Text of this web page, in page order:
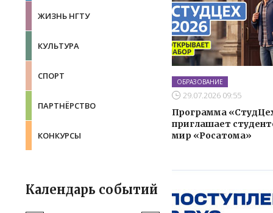
ЖИЗНЬ НГТУ
КУЛЬТУРА
СПОРТ
ПАРТНЁРСТВО
КОНКУРСЫ
Календарь событий
ОБРАЗОВАНИЕ
29.07.2026 09:55
Программа
приглашает
мир «Росатома»